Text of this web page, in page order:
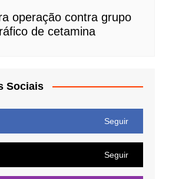
operação contra grupo
de cetamina
Sociais
Seguir
Seguir